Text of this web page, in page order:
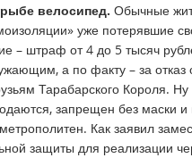
велосипед. Обычные
уже потерявшие
– штраф от 4 до 5 тысяч
а по факту – за
Тарабарского Короля.
запрещен без маски
Как заявил
защиты для реализации